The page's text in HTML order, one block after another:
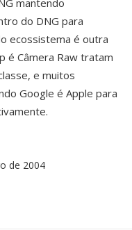
mantendo
do DNG para
ecossistema é outra
é Câmera Raw tratam
e muitos
Google é Apple para
de 2004